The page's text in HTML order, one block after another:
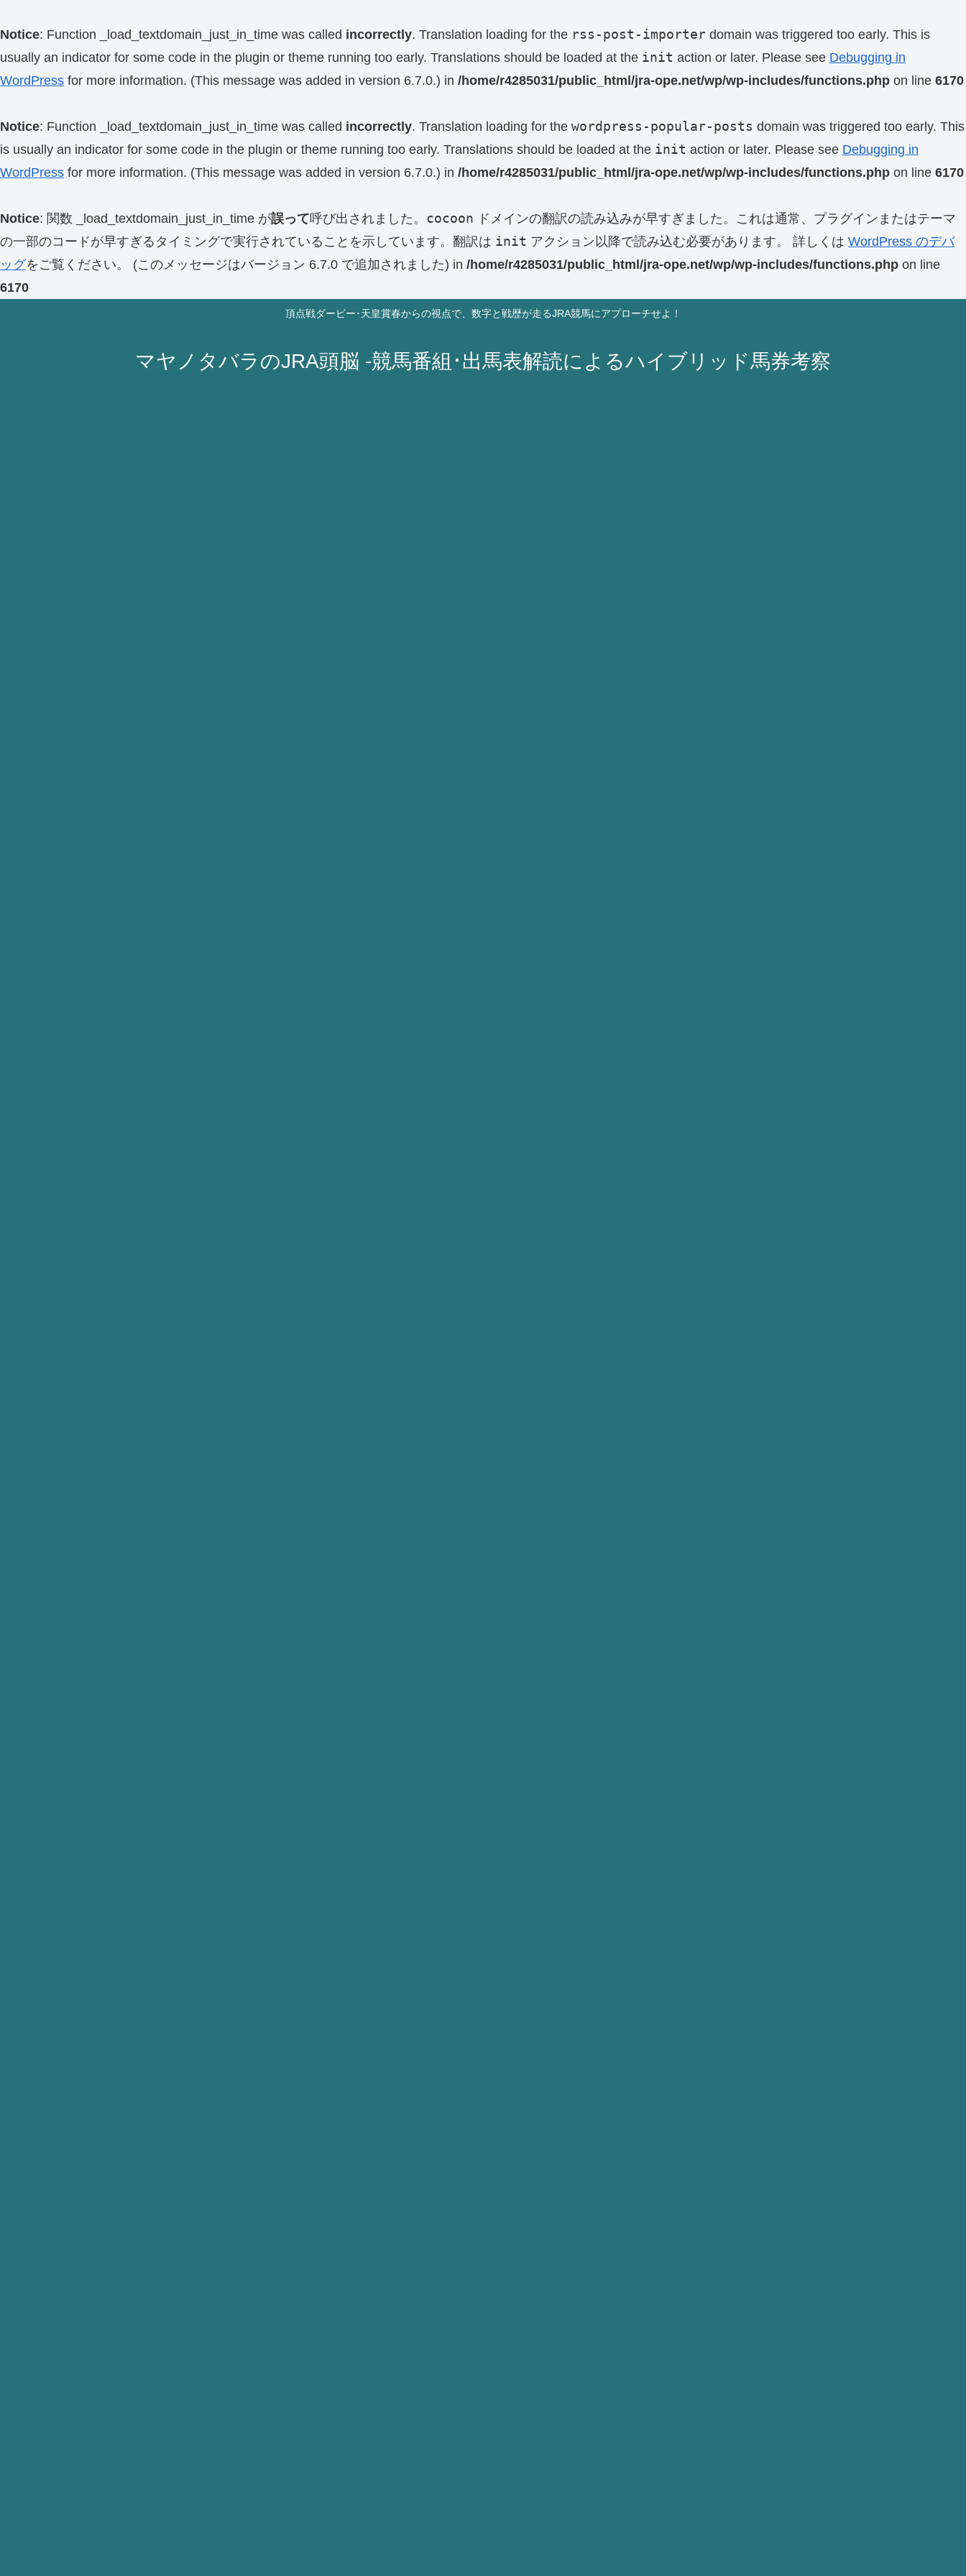
Notice: Function _load_textdomain_just_in_time was called incorrectly. Translation loading for the rss-post-importer domain was triggered too early. This is
usually an indicator for some code in the plugin or theme running too early. Translations should be loaded at the init action or later. Please see Debugging in
WordPress for more information. (This message was added in version 6.7.0.) in /home/r4285031/public_html/jra-ope.net/wp/wp-includes/functions.php on line 6170
Notice: Function _load_textdomain_just_in_time was called incorrectly. Translation loading for the wordpress-popular-posts domain was triggered too early. This
is usually an indicator for some code in the plugin or theme running too early. Translations should be loaded at the init action or later. Please see Debugging in
WordPress for more information. (This message was added in version 6.7.0.) in /home/r4285031/public_html/jra-ope.net/wp/wp-includes/functions.php on line 6170
Notice: 関数 _load_textdomain_just_in_time が誤って呼び出されました。 cocoon ドメインの翻訳の読み込みが早すぎました。これは通常、プラグインまたはテーマ
の一部のコードが早すぎるタイミングで実行されていることを示しています。翻訳は init アクション以降で読み込む必要があります。 詳しくは WordPress のデバ
ッグをご覧ください。 (このメッセージはバージョン 6.7.0 で追加されました) in /home/r4285031/public_html/jra-ope.net/wp/wp-includes/functions.php on line
6170
頂点戦ダービー･天皇賞春からの視点で、数字と戦歴が走るJRA競馬にアプローチせよ！
マヤノタバラのJRA頭脳 -競馬番組･出馬表解読によるハイブリッド馬券考察